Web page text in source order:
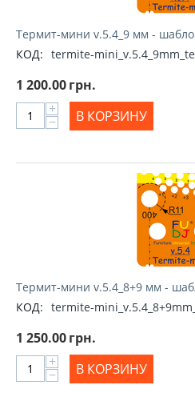
Термит-мини v.5.4_9 мм -
КОД: termite-
1 200.00грн.
+
− В КОРЗИНУ
Термит-мини v.5.4_8+9 мм -
КОД: termite-
1 250.00грн.
+
− В КОРЗИНУ